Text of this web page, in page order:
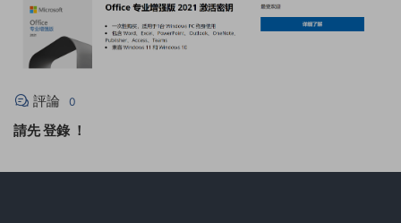
評論 0
請先登錄 ！